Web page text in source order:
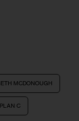
MCDONOUGH
PLAN C